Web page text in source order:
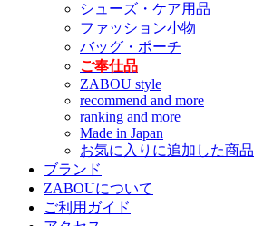
シューズ・ケア用品
ファッション小物
バッグ・ポーチ
ご奉仕品
ZABOU style
recommend and more
ranking and more
Made in Japan
お気に入りに追加した商品
ブランド
ZABOUについて
ご利用ガイド